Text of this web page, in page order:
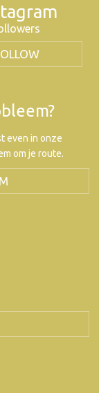
even in onze
om je route.